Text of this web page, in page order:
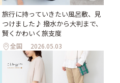
旅行に持っていきたい風呂敷、見
つけました♪ 撥水から大判まで、
賢くかわいく旅支度
全国 2026.05.03